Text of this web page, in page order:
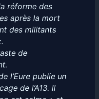
réforme des
après la mort
des militants
de
l’Eure publie un
de l’A13. ll